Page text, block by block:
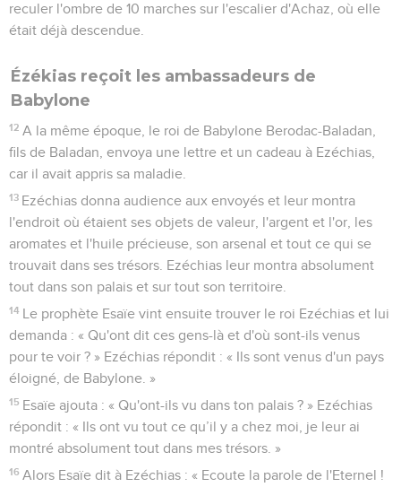
reculer l'ombre de 10 marches sur l'escalier d'Achaz, où elle
était déjà descendue.
Ézékias reçoit les ambassadeurs de
Babylone
12 A la même époque, le roi de Babylone Berodac-Baladan,
fils de Baladan, envoya une lettre et un cadeau à Ezéchias,
car il avait appris sa maladie.
13 Ezéchias donna audience aux envoyés et leur montra
l'endroit où étaient ses objets de valeur, l'argent et l'or, les
aromates et l'huile précieuse, son arsenal et tout ce qui se
trouvait dans ses trésors. Ezéchias leur montra absolument
tout dans son palais et sur tout son territoire.
14 Le prophète Esaïe vint ensuite trouver le roi Ezéchias et lui
demanda : « Qu'ont dit ces gens-là et d'où sont-ils venus
pour te voir ? » Ezéchias répondit : « Ils sont venus d'un pays
éloigné, de Babylone. »
15 Esaïe ajouta : « Qu'ont-ils vu dans ton palais ? » Ezéchias
répondit : « Ils ont vu tout ce qu’il y a chez moi, je leur ai
montré absolument tout dans mes trésors. »
16 Alors Esaïe dit à Ezéchias : « Ecoute la parole de l'Eternel !